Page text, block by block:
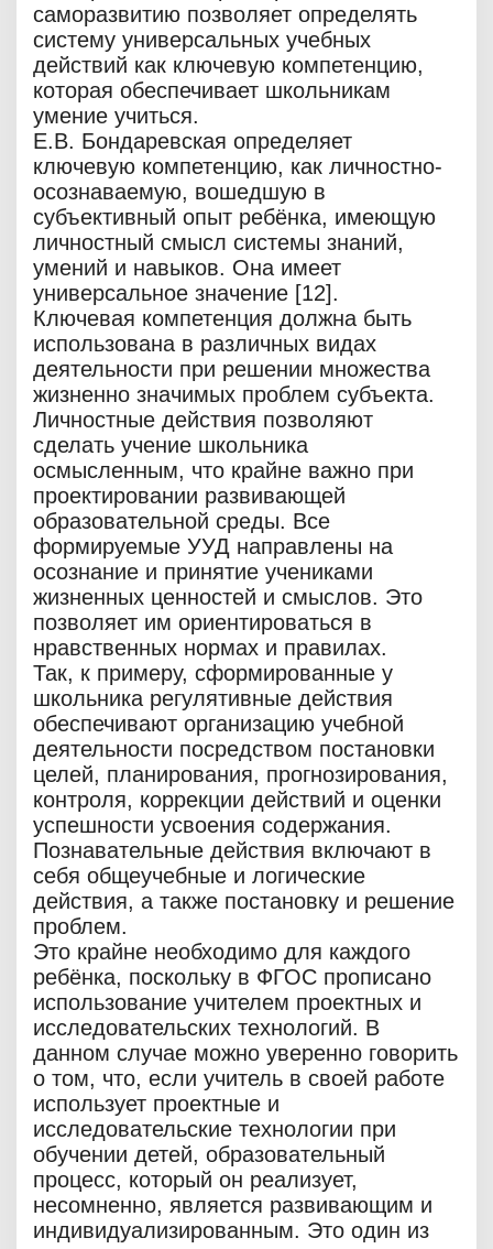
саморазвитию позволяет определять
систему универсальных учебных
действий как ключевую компетенцию,
которая обеспечивает школьникам
умение учиться.
Е.В. Бондаревская определяет
ключевую компетенцию, как личностно-
осознаваемую, вошедшую в
субъективный опыт ребёнка, имеющую
личностный смысл системы знаний,
умений и навыков. Она имеет
универсальное значение [12].
Ключевая компетенция должна быть
использована в различных видах
деятельности при решении множества
жизненно значимых проблем субъекта.
Личностные действия позволяют
сделать учение школьника
осмысленным, что крайне важно при
проектировании развивающей
образовательной среды. Все
формируемые УУД направлены на
осознание и принятие учениками
жизненных ценностей и смыслов. Это
позволяет им ориентироваться в
нравственных нормах и правилах.
Так, к примеру, сформированные у
школьника регулятивные действия
обеспечивают организацию учебной
деятельности посредством постановки
целей, планирования, прогнозирования,
контроля, коррекции действий и оценки
успешности усвоения содержания.
Познавательные действия включают в
себя общеучебные и логические
действия, а также постановку и решение
проблем.
Это крайне необходимо для каждого
ребёнка, поскольку в ФГОС прописано
использование учителем проектных и
исследовательских технологий. В
данном случае можно уверенно говорить
о том, что, если учитель в своей работе
использует проектные и
исследовательские технологии при
обучении детей, образовательный
процесс, который он реализует,
несомненно, является развивающим и
индивидуализированным. Это один из